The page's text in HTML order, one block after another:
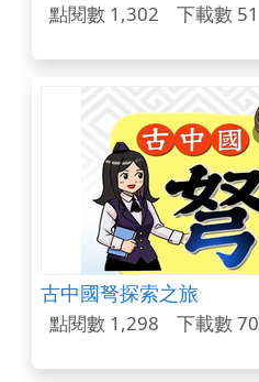
點閱數 1,302 下載數 51
古中國弩探索之旅
點閱數 1,298 下載數 70